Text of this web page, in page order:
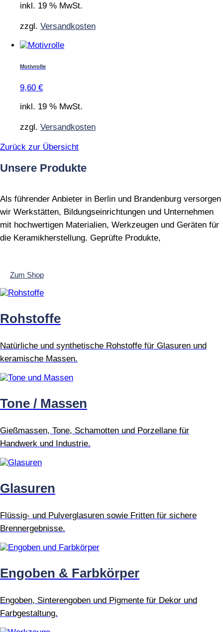
inkl. 19 % MwSt.
zzgl. Versandkosten
Motivrolle
9,60 €
inkl. 19 % MwSt.
zzgl. Versandkosten
Zurück zur Übersicht
Unsere Produkte
Als führender Anbieter in Berlin und Brandenburg versorgen
wir Werkstätten, Bildungseinrichtungen und Unternehmen
mit hochwertigen Materialien, Werkzeugen und Geräten für
die Keramikherstellung. Geprüfte Produkte,
Zum Shop
Rohstoffe
Natürliche und synthetische Rohstoffe für Glasuren und
keramische Massen.
Tone / Massen
Gießmassen, Tone, Schamotten und Porzellane für
Handwerk und Industrie.
Glasuren
Flüssig- und Pulverglasuren sowie Fritten für sichere
Brennergebnisse.
Engoben & Farbkörper
Engoben, Sinterengoben und Pigmente für Dekor und
Farbgestaltung.